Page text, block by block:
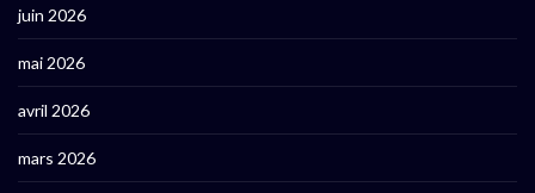
juin 2026
mai 2026
avril 2026
mars 2026